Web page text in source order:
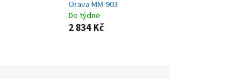
Orava MM-903
Do týdne
2 834 Kč